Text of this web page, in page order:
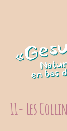
11- Les